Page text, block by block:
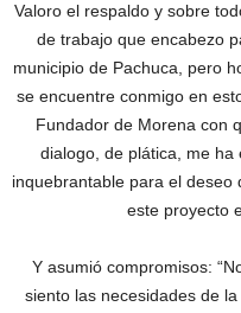
Valoro el respaldo y sobre
de trabajo que encabezo
municipio de Pachuca, pero
se encuentre conmigo en
Fundador de Morena con
dialogo, de plática, me
inquebrantable para el
este proyecto
Y asumió compromisos:
siento las necesidades de